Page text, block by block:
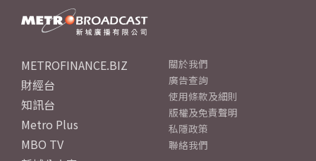
METROFINANCE.BIZ
財經台
知訊台
Metro Plus
MBO TV
關於我們
廣告查詢
使用條款及細則
版權及免責聲明
私隱政策
聯絡我們